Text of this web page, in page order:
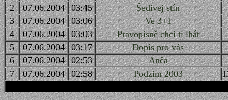
2
07.06.2004 03:45
Šedivej stín
3
07.06.2004 03:06
Ve 3+1
4
07.06.2004 03:03
Pravopisně chci ti lhát
5
07.06.2004 03:17
Dopis pro vás
6
07.06.2004 02:53
Anča
7
07.06.2004 02:58 Podzim 2003